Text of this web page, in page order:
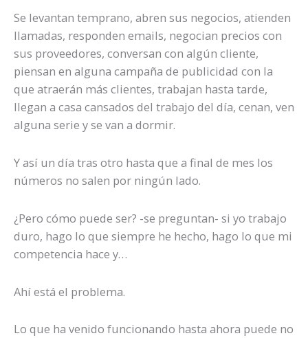
Se levantan temprano, abren sus negocios, atienden
llamadas, responden emails, negocian precios con
sus proveedores, conversan con algún cliente,
piensan en alguna campaña de publicidad con la
que atraerán más clientes, trabajan hasta tarde,
llegan a casa cansados del trabajo del día, cenan, ven
alguna serie y se van a dormir.
Y así un día tras otro hasta que a final de mes los
números no salen por ningún lado.
¿Pero cómo puede ser? -se preguntan- si yo trabajo
duro, hago lo que siempre he hecho, hago lo que mi
competencia hace y…
Ahí está el problema.
Lo que ha venido funcionando hasta ahora puede no